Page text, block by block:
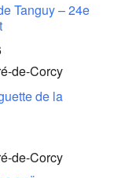
Tanguy – 24e
de-Corcy
de la
de-Corcy